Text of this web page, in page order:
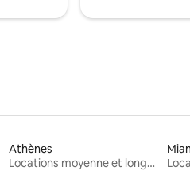
Athènes
Locations moyenne et longue durée